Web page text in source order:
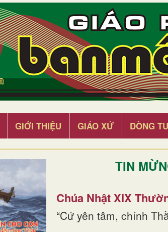
GIỚI THIỆU GIÁO XỨ DÒNG TU
TIN
Chúa Nhật XIX
“Cứ yên tâm, chính